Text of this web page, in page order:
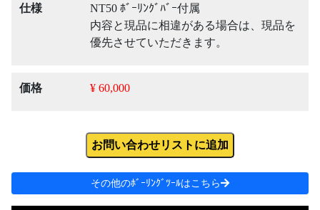
仕様
NT50 ﾎﾞｰﾘﾝｸﾞﾊﾞｰ付属
内容と現品に相違がある場合は、現品を
優先させていただきます。
価格 ¥ 60,000
お問い合わせリストに追加
その他のﾎﾞｰﾘﾝｸﾞﾂｰﾙはこちら